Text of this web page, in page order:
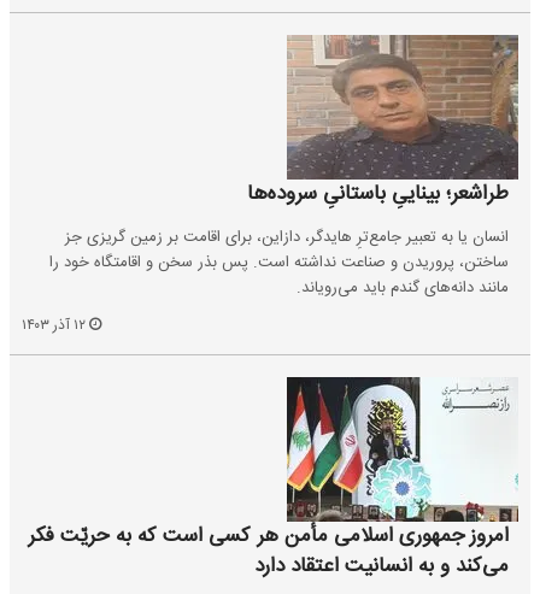
طراشعر؛ بیناییِ باستانیِ سروده‌ها
انسان یا به تعبیر جامع‌ترِ هایدگر، دازاین، برای اقامت بر زمین گریزی جز
ساختن، پروریدن و صناعت نداشته است. پس بذر سخن و اقامتگاه خود را
مانند دانه‌های گندم باید می‌رویاند.
امروز جمهوری‌ اسلامی مأمن هر کسی است که به حریّت فکر
می‌کند و به انسانیت اعتقاد دارد